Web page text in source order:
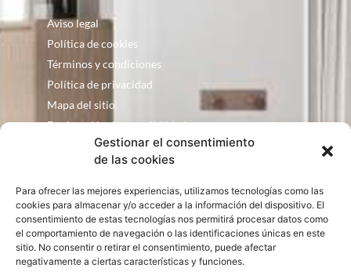
Gestionar el consentimiento
de las cookies
Para ofrecer las mejores experiencias, utilizamos tecnologías como las
cookies para almacenar y/o acceder a la información del dispositivo. El
consentimiento de estas tecnologías nos permitirá procesar datos como
el comportamiento de navegación o las identificaciones únicas en este
sitio. No consentir o retirar el consentimiento, puede afectar
negativamente a ciertas características y funciones.
Aviso legal
Política de cookies
Términos y condiciones
Política de privacidad
Mapa del sitio
Declaración de accesibilidad
Contacto
Fontanería Baquero
C/ Justo Zoco, 36 Ejea de los Caballeros
Zaragoza – España
consultas@bqbath.es
693 21 32 44